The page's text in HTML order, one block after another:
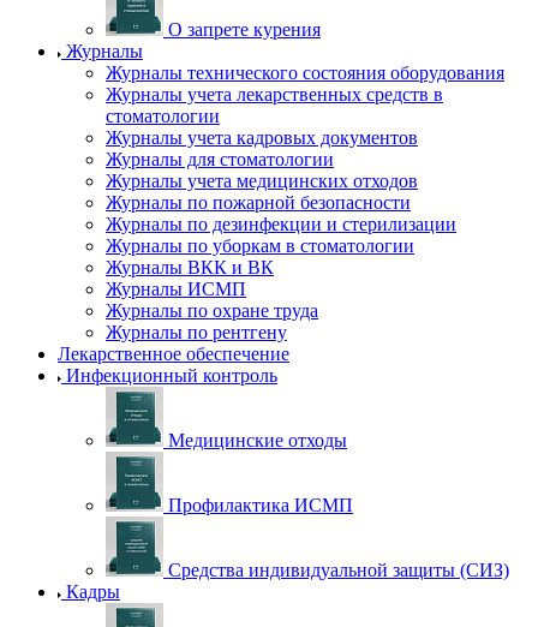
О запрете курения
Журналы
Журналы технического состояния оборудования
Журналы учета лекарственных средств в
стоматологии
Журналы учета кадровых документов
Журналы для стоматологии
Журналы учета медицинских отходов
Журналы по пожарной безопасности
Журналы по дезинфекции и стерилизации
Журналы по уборкам в стоматологии
Журналы ВКК и ВК
Журналы ИСМП
Журналы по охране труда
Журналы по рентгену
Лекарственное обеспечение
Инфекционный контроль
Медицинские отходы
Профилактика ИСМП
Средства индивидуальной защиты (СИЗ)
Кадры